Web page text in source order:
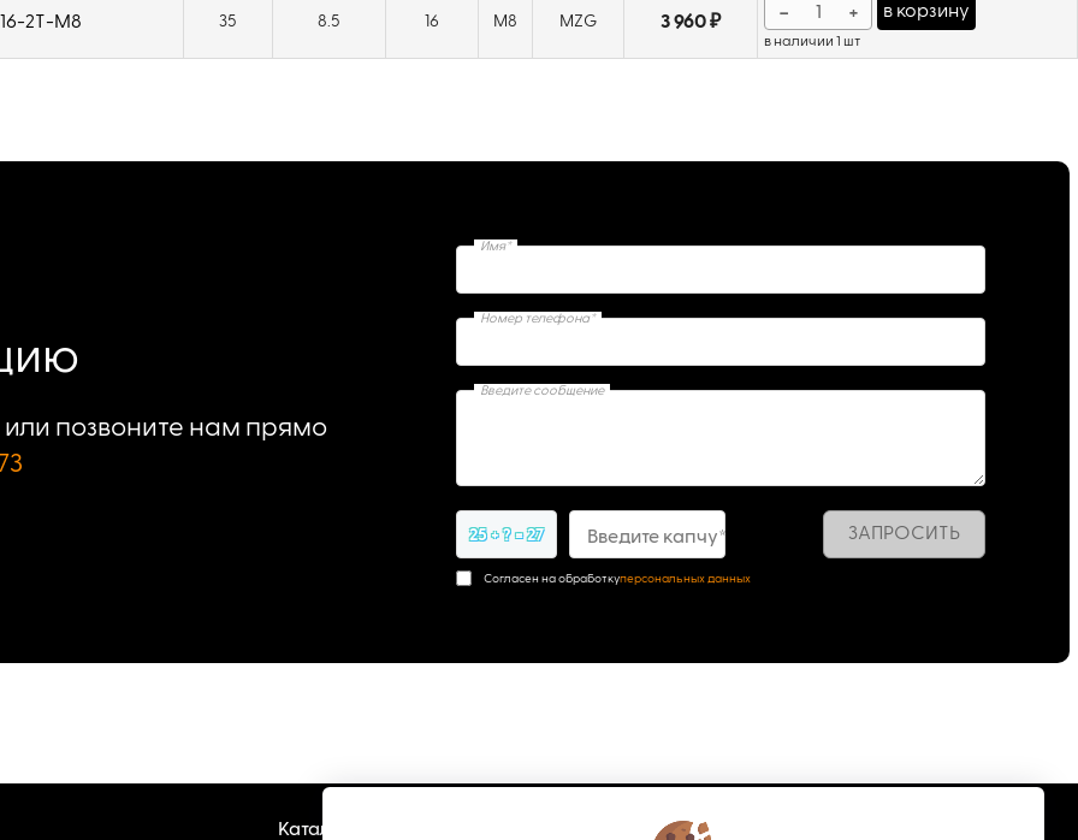
2T-M8 35 8.5 16 M8 MZG 3 960 ₽ − + в корзину
в наличии 1 шт
позвоните нам прямо
Имя*
Номер телефона*
Введите сообщение
25 + ? = 27 Введите капчу* ЗАПРОСИТЬ
Согласен на обработкуперсональных данных
Каталог Подписка